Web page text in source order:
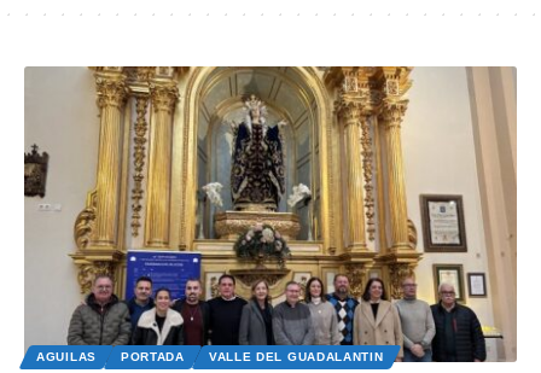
AGUILAS PORTADA VALLE DEL GUADALANTIN